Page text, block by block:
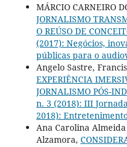
MÁRCIO CARNEIRO
JORNALISMO
O REÚSO DE
(2017): Negócios,
públicas para o
Angelo Sastre,
EXPERIÊNCIA
JORNALISMO PÓS-
n. 3 (2018): III
2018):
Ana Carolina
Alzamora,